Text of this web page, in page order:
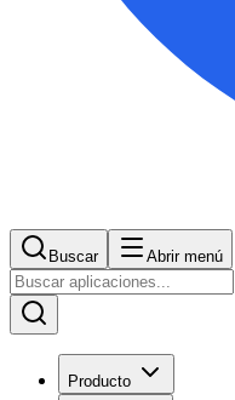
Buscar Abrir menú
Producto